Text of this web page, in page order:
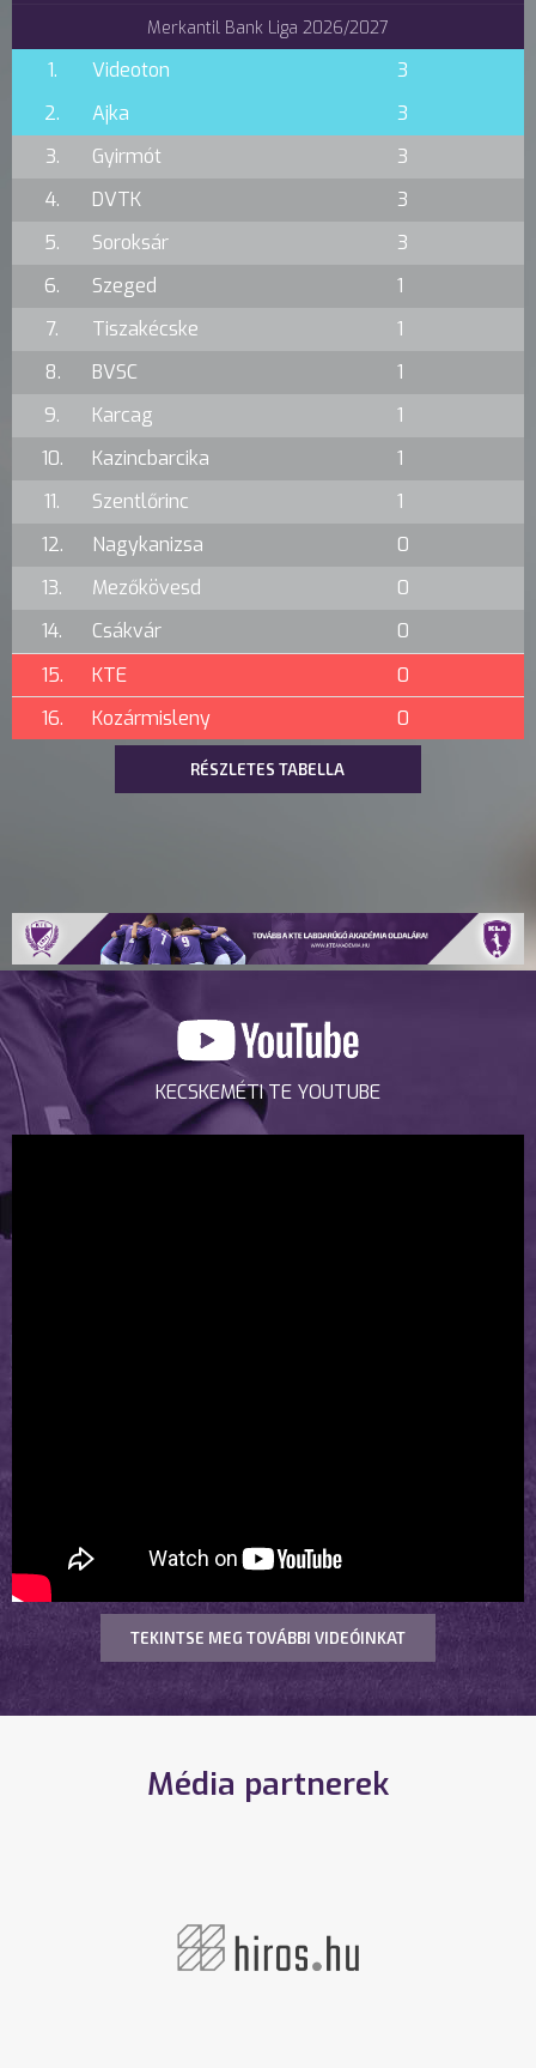
Merkantil Bank Liga 2026/2027
1. Videoton
3
2.
Ajka
3
3.
Gyirmót
3
4.
DVTK
3
5.
Soroksár
3
6.
Szeged
1
7.
Tiszakécske
1
8.
BVSC
1
9.
Karcag
1
10.
Kazincbarcika
1
11.
Szentlőrinc
1
12.
Nagykanizsa
0
13.
Mezőkövesd
0
14.
Csákvár
0
15.
KTE
0
16.
Kozármisleny 0
RÉSZLETES TABELLA
KECSKEMÉTI TE YOUTUBE
TEKINTSE MEG TOVÁBBI VIDEÓINKAT
Média partnerek